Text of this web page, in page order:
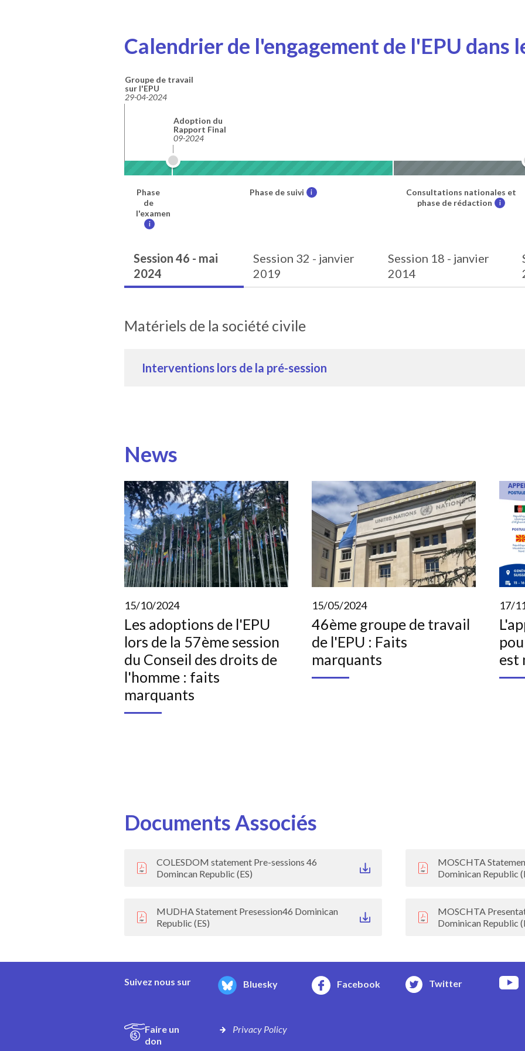
Calendrier de l'engagement de l'EPU dans
Phase
de
l'examen
i
Phase de suivi i
Consultations nationales et
phase de rédaction
i
Groupe de travail
sur l'EPU
29-04-2024
Adoption du
Rapport Final
09-2024
Session 46 - mai
2024
Session 32 - janvier
2019
Session 18 - janvier
2014
Matériels de la société civile
Interventions lors de la pré-session
News
15/10/2024
Les adoptions de l'EPU
lors de la 57ème session
du Conseil des droits de
l'homme : faits
marquants
15/05/2024
46ème groupe de travail
de l'EPU : Faits
marquants
17/
est
Documents Associés
COLESDOM statement Pre-sessions 46
Domincan Republic (ES)
MOSCHTA
Dominican Republic
MUDHA Statement Presession46 Dominican
Republic (ES)
MOSCHTA
Dominican Republic
Suivez nous sur Bluesky Facebook Twitter
Faire un
don
Privacy Policy